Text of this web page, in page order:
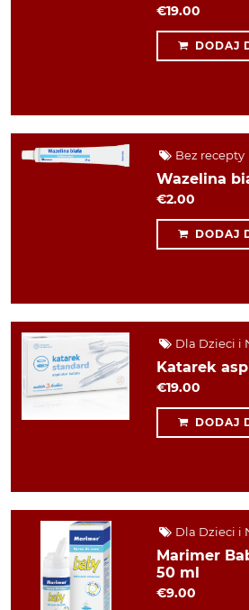
€19.00
DODAJ
Bez recepty
Wazelina
€2.00
DODAJ
Dla Dzieci i
Katarek
€19.00
DODAJ
Dla Dzieci i
Marimer
50 ml
€9.00